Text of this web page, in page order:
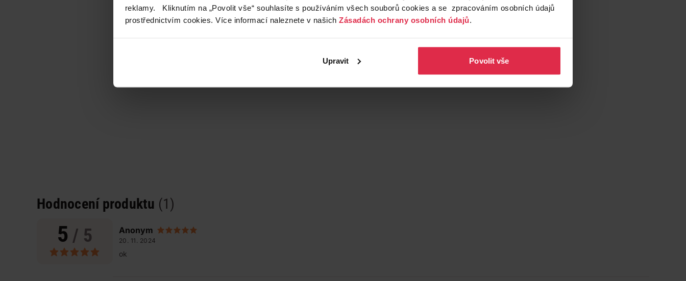
reklamy. Kliknutím na „Povolit vše“ souhlasíte s používáním všech souborů cookies a se zpracováním osobních údajů
prostřednictvím cookies. Více informací naleznete v našich Zásadách ochrany osobních údajů.
Upravit Povolit vše
Hodnocení produktu (1)
5 / 5 Anonym
20. 11. 2024
ok